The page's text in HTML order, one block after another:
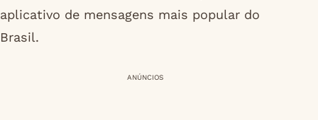
aplicativo de mensagens mais popular do
Brasil.
ANÚNCIOS